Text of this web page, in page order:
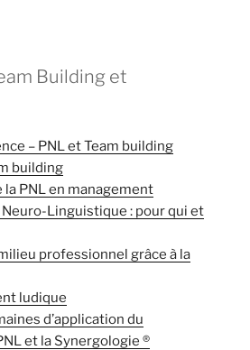
Building et
– PNL et Team building
building
PNL en management
Linguistique : pour qui et
professionnel grâce à la
ludique
d’application du
et la Synergologie ®